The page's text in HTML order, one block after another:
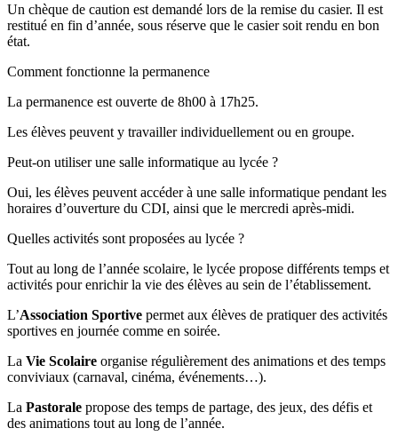
Un chèque de caution est demandé lors de la remise du casier. Il est
restitué en fin d’année, sous réserve que le casier soit rendu en bon
état.
Comment fonctionne la permanence
La permanence est ouverte de 8h00 à 17h25.
Les élèves peuvent y travailler individuellement ou en groupe.
Peut-on utiliser une salle informatique au lycée ?
Oui, les élèves peuvent accéder à une salle informatique pendant les
horaires d’ouverture du CDI, ainsi que le mercredi après-midi.
Quelles activités sont proposées au lycée ?
Tout au long de l’année scolaire, le lycée propose différents temps et
activités pour enrichir la vie des élèves au sein de l’établissement.
L’Association Sportive permet aux élèves de pratiquer des activités
sportives en journée comme en soirée.
La Vie Scolaire organise régulièrement des animations et des temps
conviviaux (carnaval, cinéma, événements…).
La Pastorale propose des temps de partage, des jeux, des défis et
des animations tout au long de l’année.